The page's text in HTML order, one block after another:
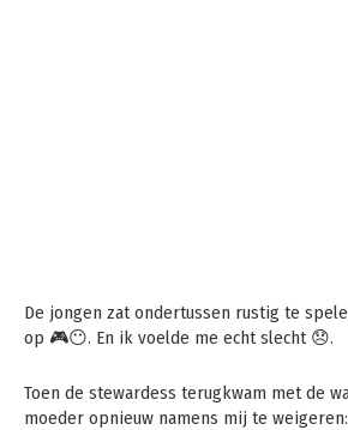
De jongen zat ondertussen rustig te
op 🎮😶. En ik voelde me echt slecht 😞.
Toen de stewardess terugkwam met de
moeder opnieuw namens mij te weigeren: